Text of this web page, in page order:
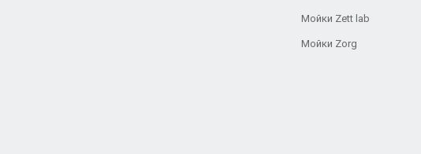
Мойки Zett lab
Мойки Zorg